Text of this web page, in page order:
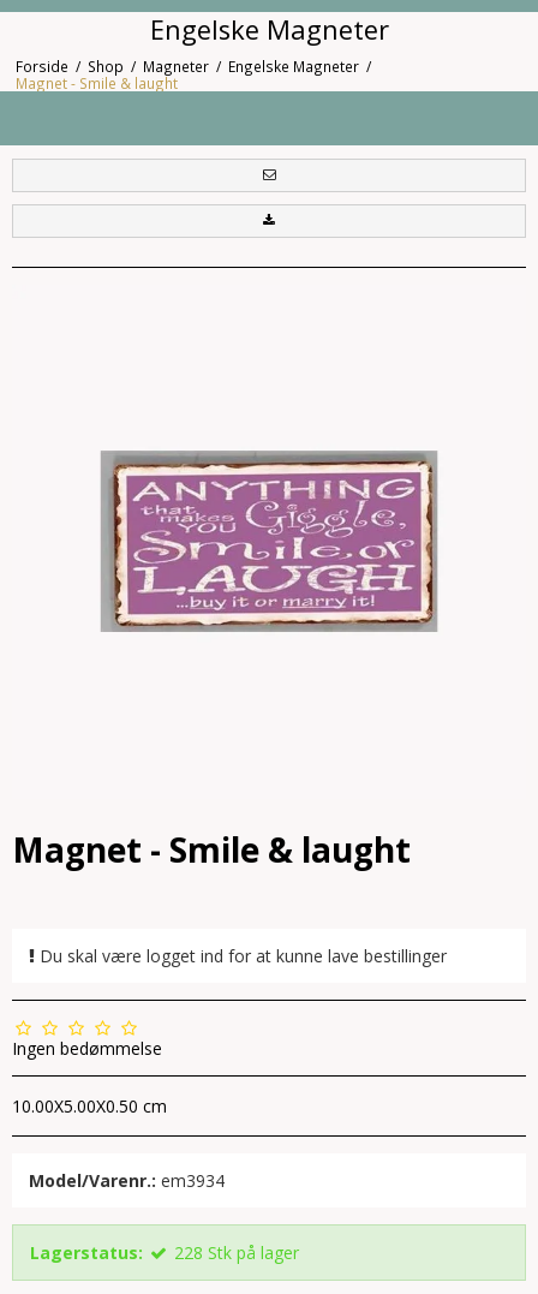
Engelske Magneter
Forside / Shop / Magneter / Engelske Magneter /
Magnet - Smile & laught
Magnet - Smile & laught
Du skal være logget ind for at kunne lave bestillinger
Ingen bedømmelse
10.00X5.00X0.50 cm
Model/Varenr.: em3934
Lagerstatus: 228 Stk på lager